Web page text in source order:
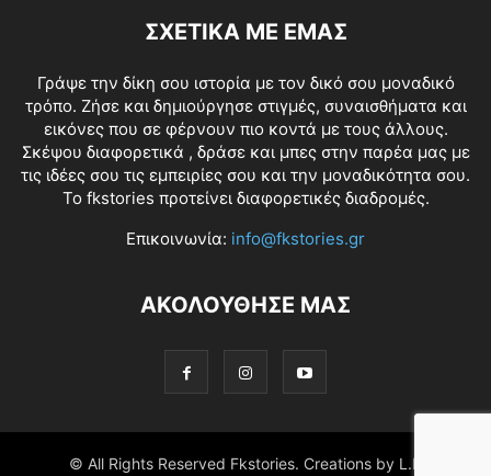
ΣΧΕΤΙΚΑ ΜΕ ΕΜΑΣ
Γράψε την δίκη σου ιστορία με τον δικό σου μοναδικό
τρόπο. Ζήσε και δημιούργησε στιγμές, συναισθήματα και
εικόνες που σε φέρνουν πιο κοντά με τους άλλους.
Σκέψου διαφορετικά , δράσε και μπες στην παρέα μας με
τις ιδέες σου τις εμπειρίες σου και την μοναδικότητα σου.
Το fkstories προτείνει διαφορετικές διαδρομές.
Επικοινωνία: info@fkstories.gr
ΑΚΟΛΟΥΘΗΣΕ ΜΑΣ
© All Rights Reserved Fkstories. Creations by L.K